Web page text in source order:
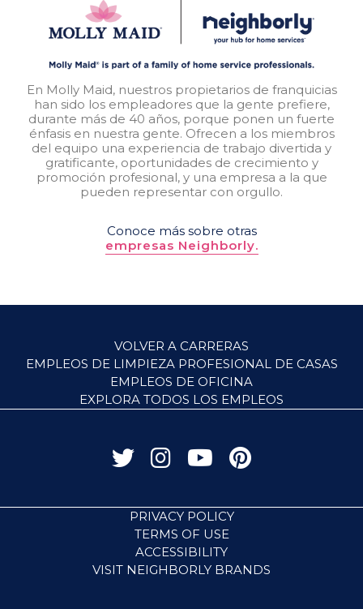
En Molly Maid, nuestros propietarios de franquicias
han sido los empleadores que la gente prefiere,
durante más de 40 años, porque ponen un fuerte
énfasis en nuestra gente. Ofrecen a los miembros
del equipo una experiencia de trabajo divertida y
gratificante, oportunidades de crecimiento y
promoción profesional, y una empresa a la que
pueden representar con orgullo.
Conoce más sobre otras
empresas Neighborly.
VOLVER A CARRERAS
EMPLEOS DE LIMPIEZA PROFESIONAL DE CASAS
EMPLEOS DE OFICINA
EXPLORA TODOS LOS EMPLEOS
PRIVACY POLICY
TERMS OF USE
ACCESSIBILITY
VISIT NEIGHBORLY BRANDS